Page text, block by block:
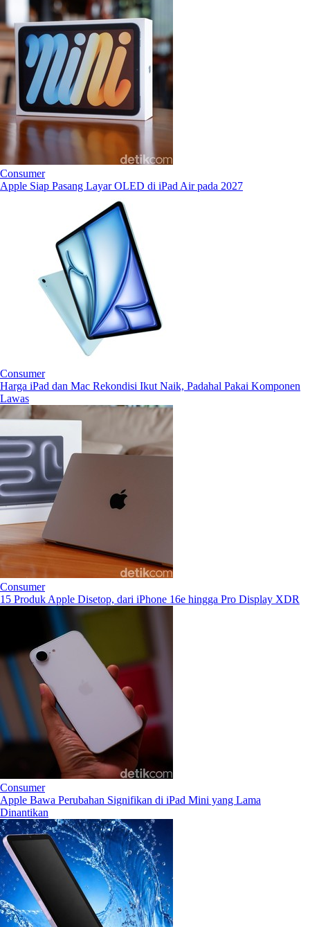
Consumer
Apple Siap Pasang Layar OLED di iPad Air pada 2027
Consumer
Harga iPad dan Mac Rekondisi Ikut Naik, Padahal Pakai Komponen
Lawas
Consumer
15 Produk Apple Disetop, dari iPhone 16e hingga Pro Display XDR
Consumer
Apple Bawa Perubahan Signifikan di iPad Mini yang Lama
Dinantikan